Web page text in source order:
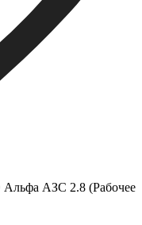
АЗС 2.8 (Рабочее